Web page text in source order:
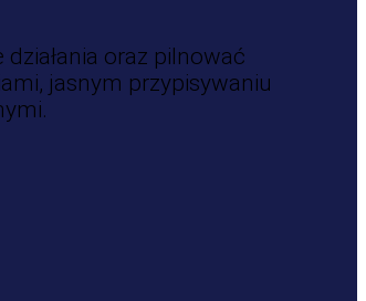
oraz pilnować
jasnym przypisywaniu